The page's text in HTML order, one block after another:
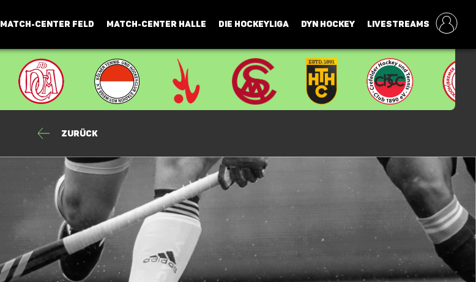
MATCH-CENTER FELD MATCH-CENTER HALLE DIE HOCKEYLIGA DYN HOCKEY LIVESTREAMS
Zurück